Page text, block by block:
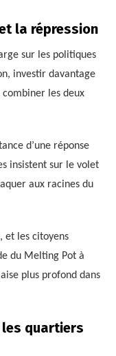
la répression
sur les politiques
investir davantage
combiner les deux
d’une réponse
insistent sur le volet
aux racines du
et les citoyens
du Melting Pot à
plus profond dans
quartiers